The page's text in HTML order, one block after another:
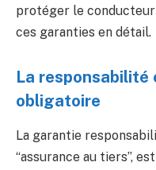
protéger le conducteur
ces garanties en détail.
La responsabilité
obligatoire
La garantie
“assurance au tiers”, est